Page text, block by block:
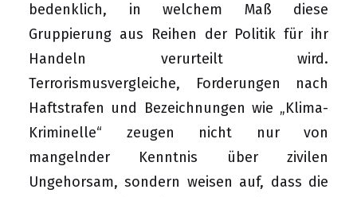
bedenklich, in welchem Maß diese
Gruppierung aus Reihen der Politik für ihr
Handeln verurteilt wird.
Terrorismusvergleiche, Forderungen nach
Haftstrafen und Bezeichnungen wie „Klima-
Kriminelle“ zeugen nicht nur von
mangelnder Kenntnis über zivilen
Ungehorsam, sondern weisen auf, dass die